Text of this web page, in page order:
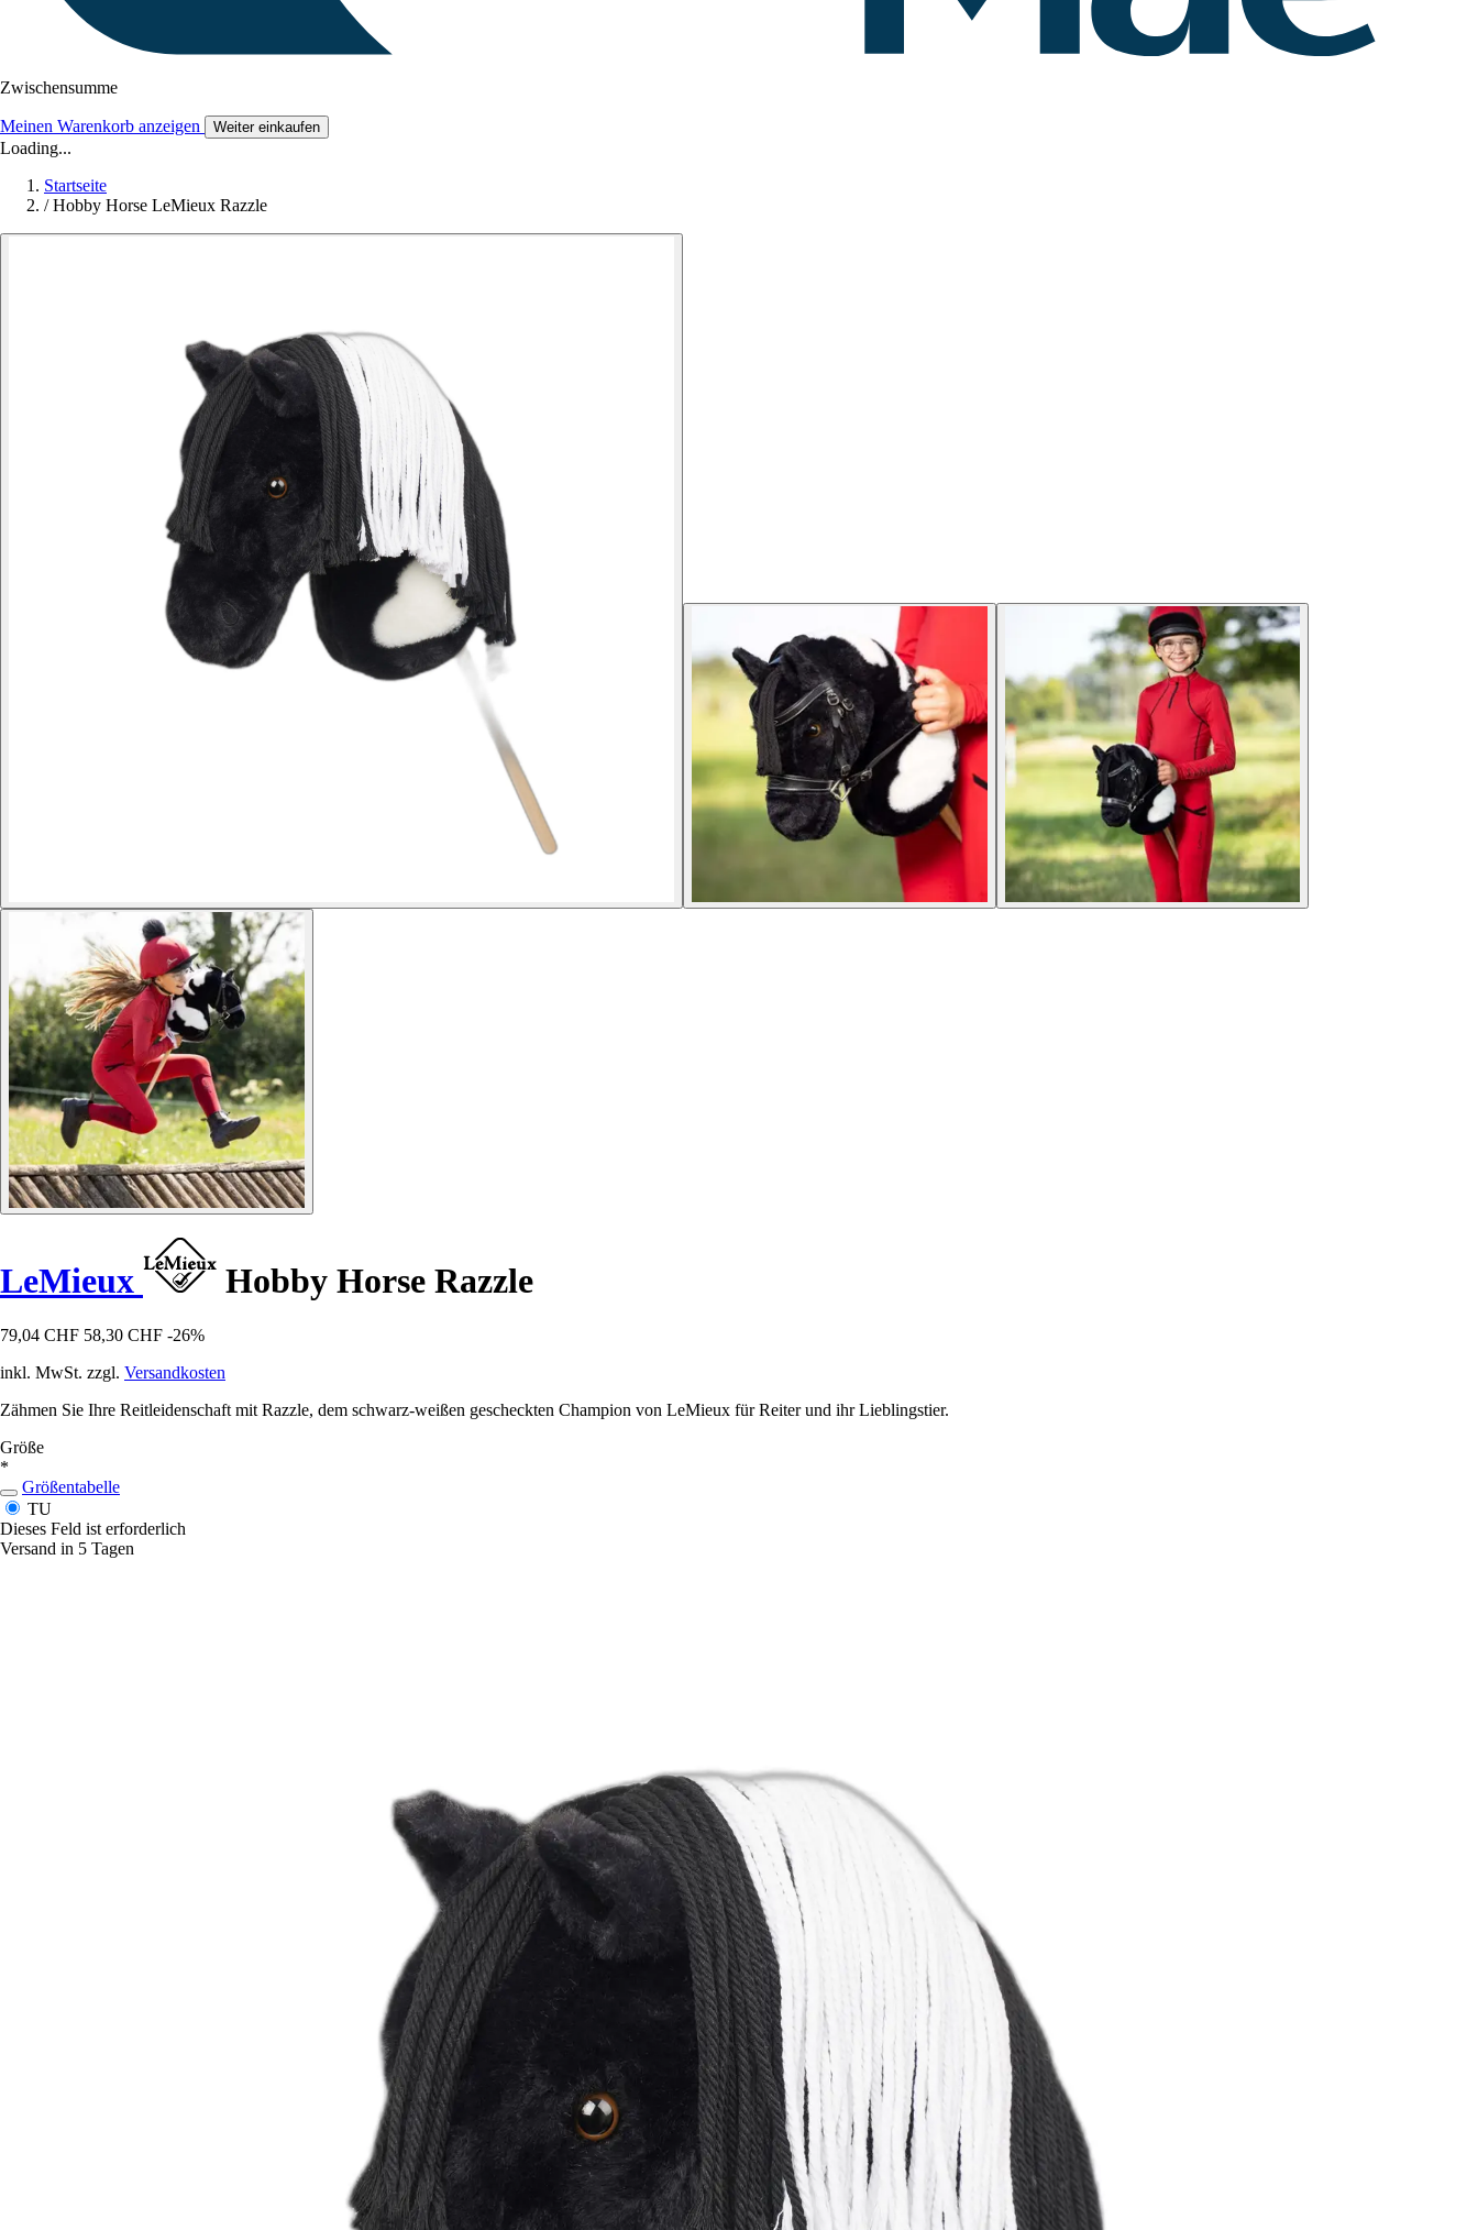
Zwischensumme
Meinen Warenkorb anzeigen Weiter einkaufen
Loading...
Startseite
/ Hobby Horse LeMieux Razzle
LeMieux Hobby Horse Razzle
79,04 CHF 58,30 CHF -26%
inkl. MwSt. zzgl. Versandkosten
Zähmen Sie Ihre Reitleidenschaft mit Razzle, dem schwarz-weißen gescheckten Champion von LeMieux für Reiter und ihr Lieblingstier.
Größe
*
Größentabelle
TU
Dieses Feld ist erforderlich
Versand in 5 Tagen